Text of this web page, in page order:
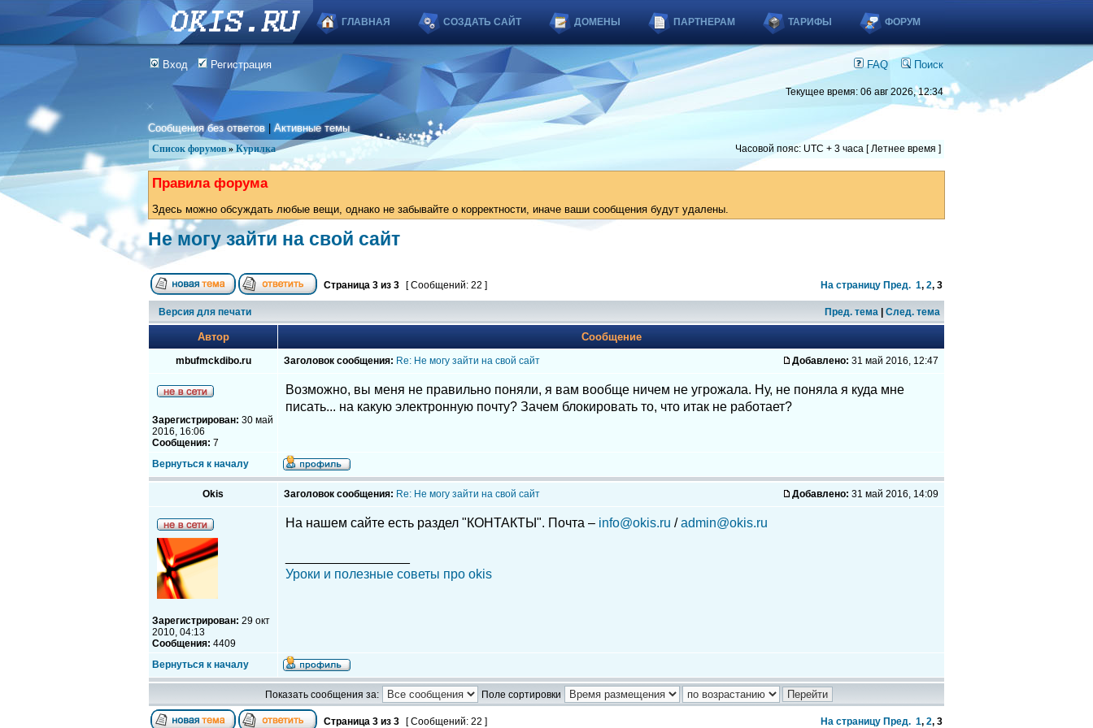
ГЛАВНАЯ СОЗДАТЬ САЙТ ДОМЕНЫ ПАРТНЕРАМ ТАРИФЫ ФОРУМ
Вход Регистрация FAQ Поиск
Текущее время: 06 авг 2026, 12:34
Сообщения без ответов |Активные темы
Список форумов » Курилка Часовой пояс: UTC + 3 часа [ Летнее время ]
Правила форума
Здесь можно обсуждать любые вещи, однако не забывайте о корректности, иначе ваши сообщения будут удалены.
Не могу зайти на свой сайт
Страница 3 из 3 [ Сообщений: 22 ] На страницу Пред. 1, 2, 3
Версия для печати Пред. тема След. тема
Автор Сообщение
mbufmckdibo.ru Заголовок сообщения: Re: Не могу зайти на свой сайт Добавлено: 31 май 2016, 12:47
Зарегистрирован: 30 май
2016, 16:06
Сообщения: 7
Возможно, вы меня не правильно поняли, я вам вообще ничем не угрожала. Ну, не поняла я куда мне
писать... на какую электронную почту? Зачем блокировать то, что итак не работает?
Вернуться к началу
Okis Заголовок сообщения: Re: Не могу зайти на свой сайт Добавлено: 31 май 2016, 14:09
Зарегистрирован: 29 окт
2010, 04:13
Сообщения: 4409
На нашем сайте есть раздел "КОНТАКТЫ". Почта – info@okis.ru /admin@okis.ru
Уроки и полезные советы про okis
Вернуться к началу
Показать сообщения за: Поле сортировки
Страница 3 из 3 [ Сообщений: 22 ] На страницу Пред. 1, 2, 3